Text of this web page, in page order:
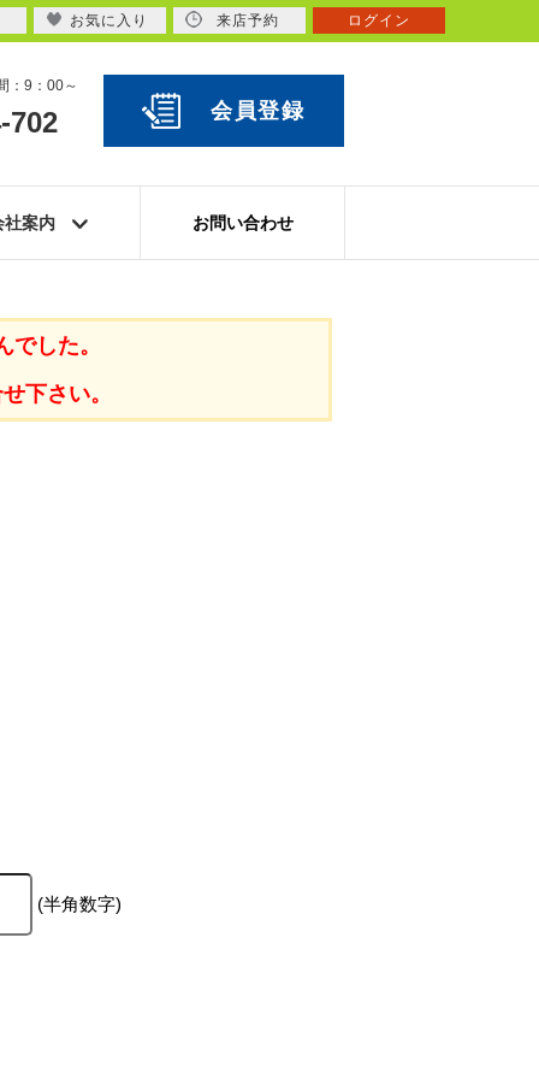
：9：00～
702 会員登録
社案内 お問い合わせ
した。
下さい。
(半角数字)
お気に入り 来店予約 ログイン